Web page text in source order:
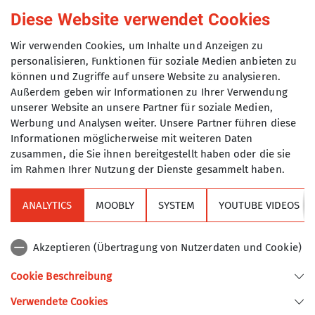
Geschäftsreisen der Geschäftsstelle): 23,5 t CO2.
Bei den Öffitouren wurden insgesamt 60.822,6 km
zurückgelegt. Diese Zahl ergibt sich aus der
Summe aller pro Passagier zurückgelegten
Diese Website verwendet Cookies
Wir verwenden Cookies, um Inhalte und Anzeigen zu
personalisieren, Funktionen für soziale Medien anbieten zu
können und Zugriffe auf unsere Website zu analysieren.
Außerdem geben wir Informationen zu Ihrer Verwendung
unserer Website an unsere Partner für soziale Medien,
Werbung und Analysen weiter. Unsere Partner führen diese
Informationen möglicherweise mit weiteren Daten
zusammen, die Sie ihnen bereitgestellt haben oder die sie
im Rahmen Ihrer Nutzung der Dienste gesammelt haben.
ANALYTICS MOOBLY SYSTEM YOUTUBE VIDEOS
Akzeptieren (Übertragung von Nutzerdaten und Cookie)
Cookie Beschreibung
Verwendete Cookies